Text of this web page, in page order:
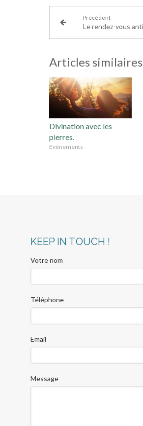
Précédent
Articles similaires
Divination avec les
pierres.
Evénements
KEEP IN TOUCH !
Votre nom
Téléphone
Email
Message